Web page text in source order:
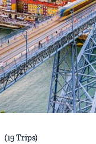
(19 Trips)